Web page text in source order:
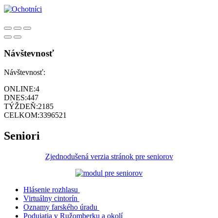
Návštevnosť
Návštevnosť:
ONLINE:4
DNES:447
TÝŽDEŇ:2185
CELKOM:3396521
Seniori
Zjednodušená verzia stránok pre seniorov
Hlásenie rozhlasu
Virtuálny cintorín
Oznamy farského úradu
Podujatia v Ružomberku a okolí